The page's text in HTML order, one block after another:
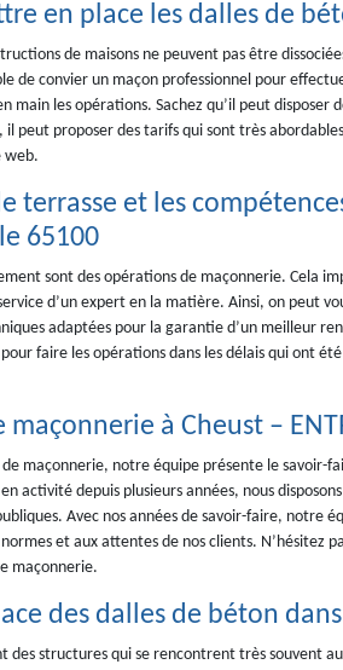
en place les dalles de
de maisons ne peuvent pas être
de convier un maçon professionnel pour
main les opérations. Sachez qu’il peut disposer
il peut proposer des tarifs qui sont très
web.
terrasse et les compétences
65100
sont des opérations de maçonnerie. Cela
d’un expert en la matière. Ainsi, on peut
adaptées pour la garantie d’un meilleur
faire les opérations dans les délais qui ont
à Cheust –
de maçonnerie, notre équipe présente le savoir-
activité depuis plusieurs années, nous
Avec nos années de savoir-faire, notre
et aux attentes de nos clients. N’hésitez
maçonnerie.
des dalles de béton
des structures qui se rencontrent très souvent